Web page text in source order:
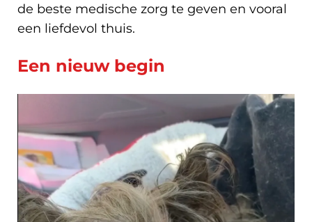
de beste medische zorg te geven en vooral
een liefdevol thuis.
Een nieuw begin